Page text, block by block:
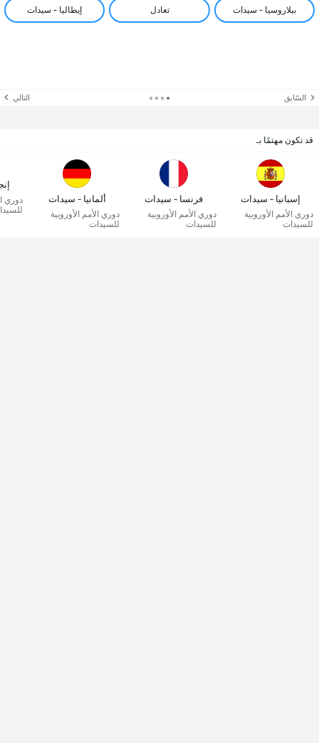
بيلاروسيا - سيدات تعادل إيطاليا - سيدات
السّابق التالي
قد تكون مهتمًا بـ
إسبانيا - سيدات
دوري الأمم الأوروبية
للسيدات
فرنسا - سيدات
دوري الأمم الأوروبية
للسيدات
ألمانيا - سيدات
دوري الأمم الأوروبية
للسيدات
دوري